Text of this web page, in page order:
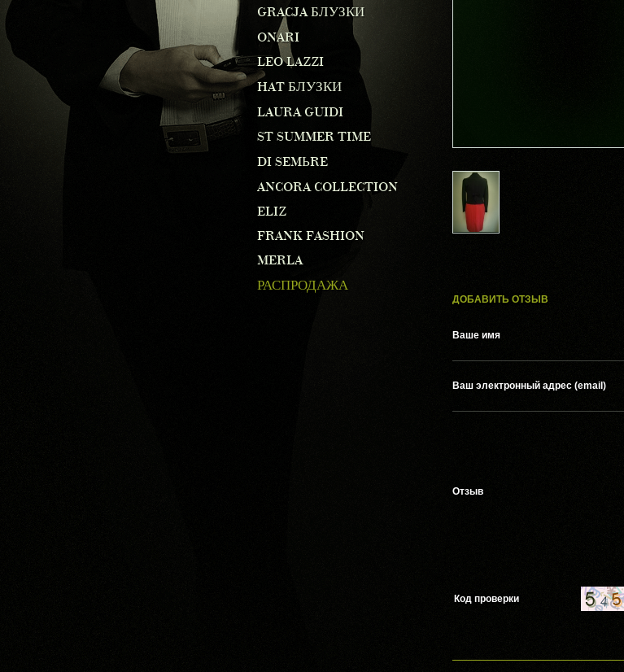
GRACJA БЛУЗКИ
ONARI
LEO LAZZI
HAT БЛУЗКИ
LAURA GUIDI
ST SUMMER TIME
DI SEMЬRE
ANCORA COLLECTION
ELIZ
FRANK FASHION
MERLA
РАСПРОДАЖА
ДОБАВИТЬ ОТЗЫВ
Ваше имя
Ваш электронный адрес (email)
Отзыв
Код проверки